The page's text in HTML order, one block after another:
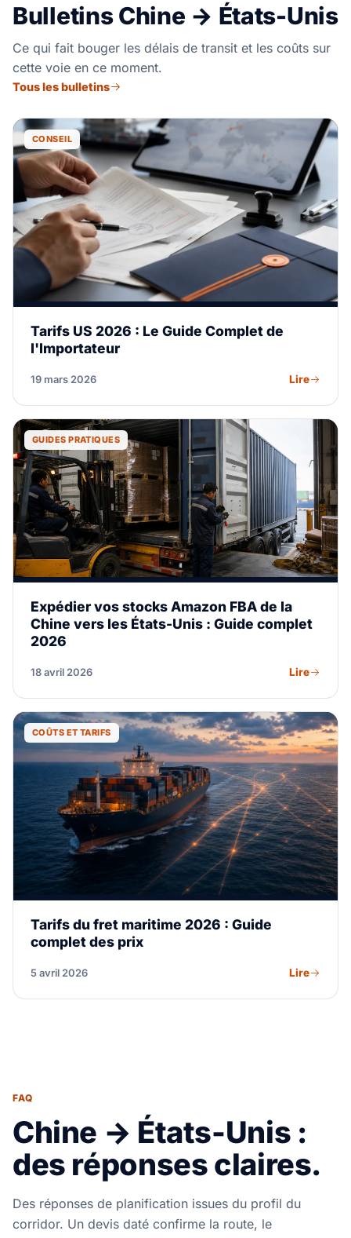
Bulletins Chine → États-Unis
Ce qui fait bouger les délais de transit et les coûts sur
cette voie en ce moment.
Tous les bulletins
CONSEIL
Tarifs US 2026 : Le Guide Complet de
l'Importateur
19 mars 2026 Lire
GUIDES PRATIQUES
Expédier vos stocks Amazon FBA de la
Chine vers les États-Unis : Guide complet
2026
18 avril 2026 Lire
COÛTS ET TARIFS
Tarifs du fret maritime 2026 : Guide
complet des prix
5 avril 2026 Lire
FAQ
Chine → États-Unis :
des réponses claires.
Des réponses de planification issues du profil du
corridor. Un devis daté confirme la route, le